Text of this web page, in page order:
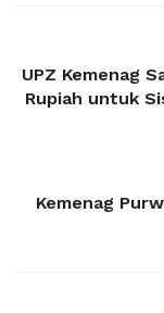
UPZ Kemenag
Rupiah untuk
Kemenag